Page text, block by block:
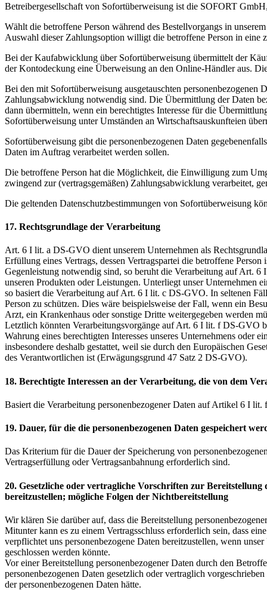
Betreibergesellschaft von Sofortüberweisung ist die SOFORT
Wählt die betroffene Person während des Bestellvorgangs in
Auswahl dieser Zahlungsoption willigt die betroffene Person in
Bei der Kaufabwicklung über Sofortüberweisung übermittelt der
der Kontodeckung eine Überweisung an den Online-Händler aus.
Bei den mit Sofortüberweisung ausgetauschten
Zahlungsabwicklung notwendig sind. Die Übermittlung der Daten
dann übermitteln, wenn ein berechtigtes Interesse für die
Sofortüberweisung unter Umständen an Wirtschaftsauskunfteien
Sofortüberweisung gibt die personenbezogenen Daten
Daten im Auftrag verarbeitet werden sollen.
Die betroffene Person hat die Möglichkeit, die Einwilligung zum
zwingend zur (vertragsgemäßen) Zahlungsabwicklung verarbeitet,
Die geltenden Datenschutzbestimmungen von Sofortüberweisung
17. Rechtsgrundlage der Verarbeitung
Art. 6 I lit. a DS-GVO dient unserem Unternehmen als
Erfüllung eines Vertrags, dessen Vertragspartei die betroffene
Gegenleistung notwendig sind, so beruht die Verarbeitung auf Art.
unseren Produkten oder Leistungen. Unterliegt unser Unternehmen
so basiert die Verarbeitung auf Art. 6 I lit. c DS-GVO. In seltenen
Person zu schützen. Dies wäre beispielsweise der Fall, wenn ein
Arzt, ein Krankenhaus oder sonstige Dritte weitergegeben werden
Letztlich könnten Verarbeitungsvorgänge auf Art. 6 I lit. f DS-GVO
Wahrung eines berechtigten Interesses unseres Unternehmens
insbesondere deshalb gestattet, weil sie durch den Europäischen
des Verantwortlichen ist (Erwägungsgrund 47 Satz 2 DS-GVO).
18. Berechtigte Interessen an der Verarbeitung, die von dem
Basiert die Verarbeitung personenbezogener Daten auf Artikel 6 I
19. Dauer, für die die personenbezogenen Daten gespeichert
Das Kriterium für die Dauer der Speicherung von
Vertragserfüllung oder Vertragsanbahnung erforderlich sind.
20. Gesetzliche oder vertragliche Vorschriften zur
bereitzustellen; mögliche Folgen der Nichtbereitstellung
Wir klären Sie darüber auf, dass die Bereitstellung
Mitunter kann es zu einem Vertragsschluss erforderlich sein, dass
verpflichtet uns personenbezogene Daten bereitzustellen, wenn
geschlossen werden könnte.
Vor einer Bereitstellung personenbezogener Daten durch den
personenbezogenen Daten gesetzlich oder vertraglich
der personenbezogenen Daten hätte.